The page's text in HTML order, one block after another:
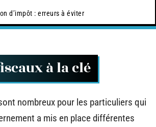
d’impôt : erreurs à éviter
à la clé
nombreux pour les particuliers qui
a mis en place différentes